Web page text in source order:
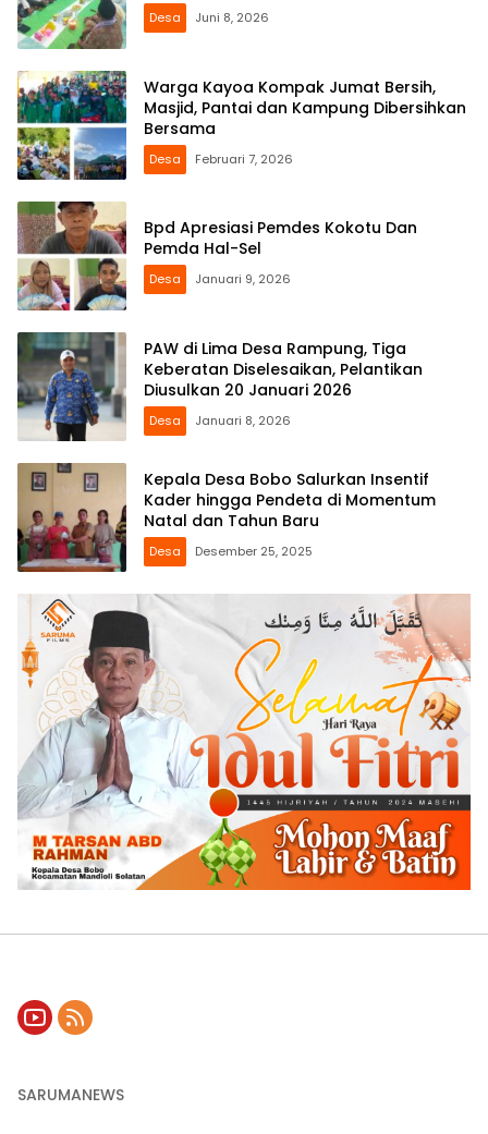
Desa Juni 8, 2026
Warga Kayoa Kompak Jumat Bersih,
Masjid, Pantai dan Kampung Dibersihkan
Bersama
Desa Februari 7, 2026
Bpd Apresiasi Pemdes Kokotu Dan
Pemda Hal-Sel
Desa Januari 9, 2026
PAW di Lima Desa Rampung, Tiga
Keberatan Diselesaikan, Pelantikan
Diusulkan 20 Januari 2026
Desa Januari 8, 2026
Kepala Desa Bobo Salurkan Insentif
Kader hingga Pendeta di Momentum
Natal dan Tahun Baru
Desa Desember 25, 2025
SARUMANEWS